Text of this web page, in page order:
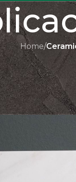
Home/
de las
octubre 29, 2021